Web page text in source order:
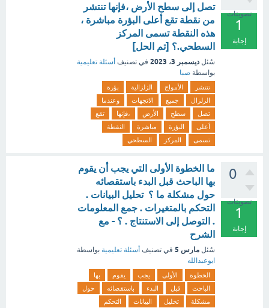
تصويتات
1
إجابة
تصل إلى سطح الأرض ،فإنها تنتشر
من نقطة تقع أعلى البؤرة مباشرة ،
هذه النقطة تسمى المركز
السطحي.؟ [تم الحل]
سُئل ديسمبر 3، 2023 في تصنيف أسئلة تعليمية
بواسطة صبا
تنتشر الأمواج الزلزالية
بؤرة
الزلزال
جميع الاتجهات
وعندما
تصل
سطح الأرض ،فإنها
تقع
أعلى
البؤرة مباشرة
النقطة
تسمى
المركز السطحي
0
تصويتات
1
إجابة
ما الخطوة الأولى التي يجب أن يقوم
بها الباحث قبل البدء باستقصائه
حول مشكلة ما ؟ تحليل البيانات .
التحكم بالمتغيرات . جمع المعلومات
. التوصل إلى الاستنتاج . ؟ - مع
الشرح
سُئل مارس 5 في تصنيف أسئلة تعليمية بواسطة
ابوعبدالله
الخطوة الأولى يجب يقوم
بها
الباحث
قبل البدء باستقصائه
حول
مشكلة
تحليل البيانات
التحكم